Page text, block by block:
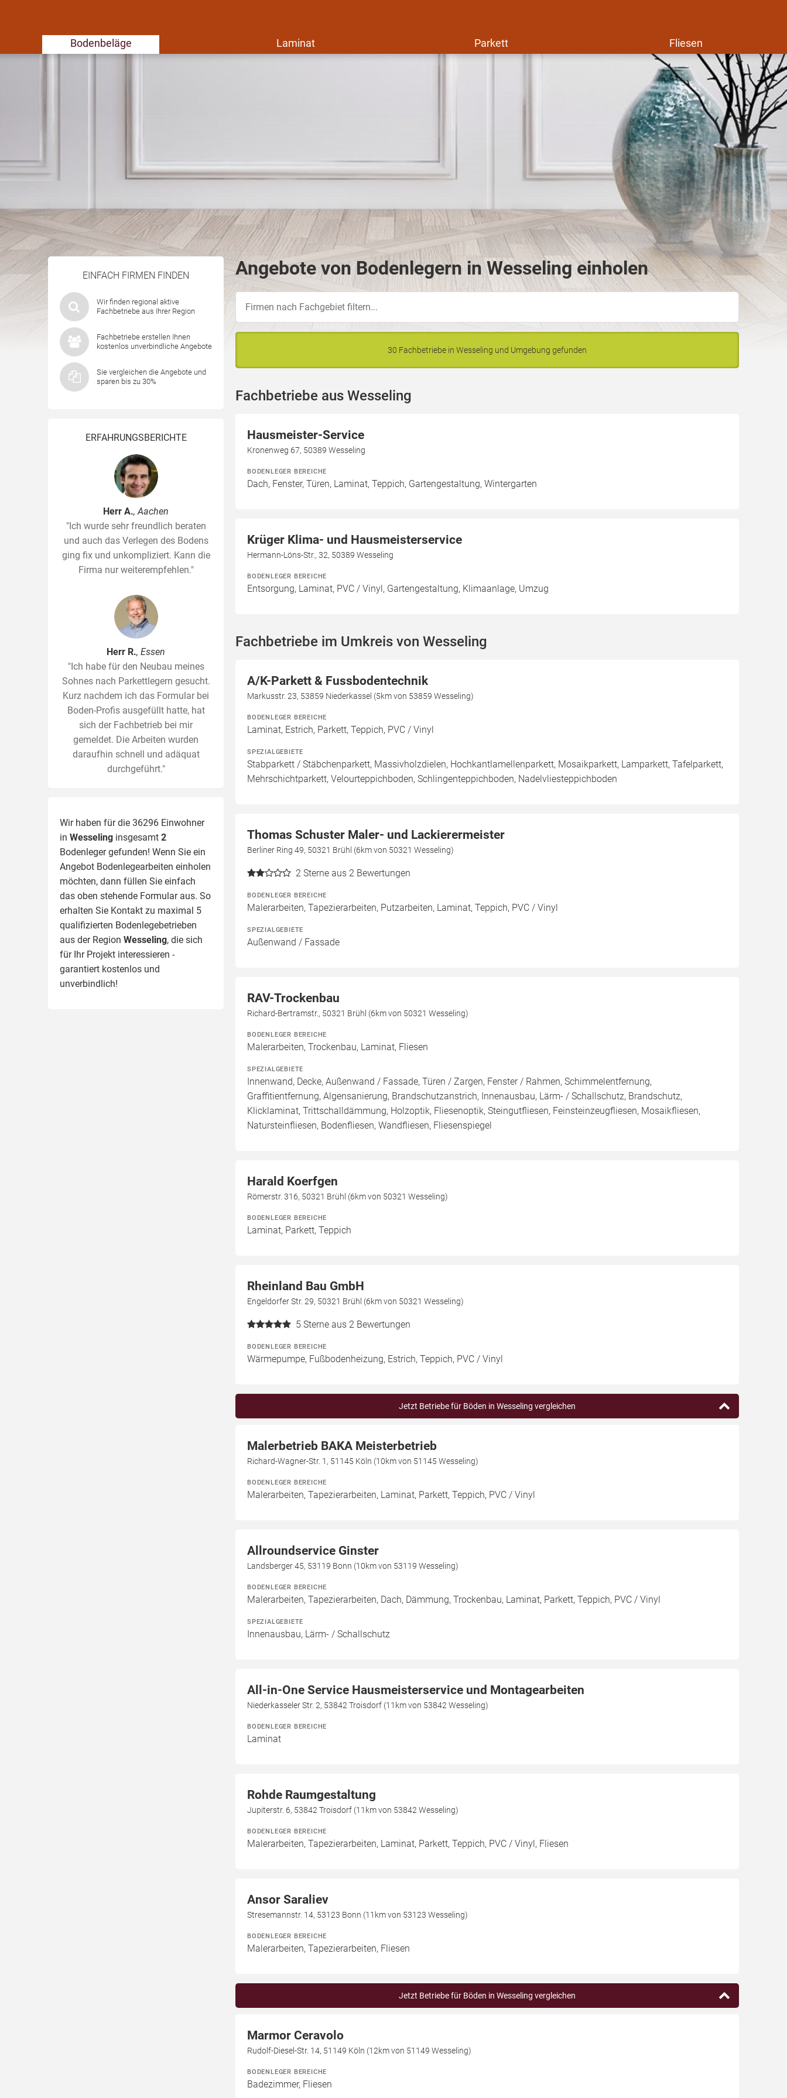
Bodenbeläge Laminat Parkett Fliesen
EINFACH FIRMEN FINDEN
Wir finden regional aktive
Fachbetriebe aus Ihrer Region
Fachbetriebe erstellen Ihnen
kostenlos unverbindliche Angebote
Sie vergleichen die Angebote und
sparen bis zu 30%
ERFAHRUNGSBERICHTE
Herr A., Aachen
"Ich wurde sehr freundlich beraten
und auch das Verlegen des Bodens
ging fix und unkompliziert. Kann die
Firma nur weiterempfehlen."
Herr R., Essen
"Ich habe für den Neubau meines
Sohnes nach Parkettlegern gesucht.
Kurz nachdem ich das Formular bei
Boden-Profis ausgefüllt hatte, hat
sich der Fachbetrieb bei mir
gemeldet. Die Arbeiten wurden
daraufhin schnell und adäquat
durchgeführt."
Wir haben für die 36296 Einwohner
in Wesseling insgesamt 2
Bodenleger gefunden! Wenn Sie ein
Angebot Bodenlegearbeiten einholen
möchten, dann füllen Sie einfach
das oben stehende Formular aus. So
erhalten Sie Kontakt zu maximal 5
qualifizierten Bodenlegebetrieben
aus der Region Wesseling, die sich
für Ihr Projekt interessieren -
garantiert kostenlos und
unverbindlich!
Angebote von Bodenlegern in Wesseling einholen
30 Fachbetriebe in Wesseling und Umgebung gefunden
Fachbetriebe aus Wesseling
Hausmeister-Service
Kronenweg 67, 50389 Wesseling
BODENLEGER BEREICHE
Dach, Fenster, Türen, Laminat, Teppich, Gartengestaltung, Wintergarten
Krüger Klima- und Hausmeisterservice
Hermann-Löns-Str., 32, 50389 Wesseling
BODENLEGER BEREICHE
Entsorgung, Laminat, PVC / Vinyl, Gartengestaltung, Klimaanlage, Umzug
Fachbetriebe im Umkreis von Wesseling
A/K-Parkett & Fussbodentechnik
Markusstr. 23, 53859 Niederkassel (5km von 53859 Wesseling)
BODENLEGER BEREICHE
Laminat, Estrich, Parkett, Teppich, PVC / Vinyl
SPEZIALGEBIETE
Stabparkett / Stäbchenparkett, Massivholzdielen, Hochkantlamellenparkett, Mosaikparkett, Lamparkett, Tafelparkett,
Mehrschichtparkett, Velourteppichboden, Schlingenteppichboden, Nadelvliesteppichboden
Thomas Schuster Maler- und Lackierermeister
Berliner Ring 49, 50321 Brühl (6km von 50321 Wesseling)
2 Sterne aus 2 Bewertungen
BODENLEGER BEREICHE
Malerarbeiten, Tapezierarbeiten, Putzarbeiten, Laminat, Teppich, PVC / Vinyl
SPEZIALGEBIETE
Außenwand / Fassade
RAV-Trockenbau
Richard-Bertramstr., 50321 Brühl (6km von 50321 Wesseling)
BODENLEGER BEREICHE
Malerarbeiten, Trockenbau, Laminat, Fliesen
SPEZIALGEBIETE
Innenwand, Decke, Außenwand / Fassade, Türen / Zargen, Fenster / Rahmen, Schimmelentfernung,
Graffitientfernung, Algensanierung, Brandschutzanstrich, Innenausbau, Lärm- / Schallschutz, Brandschutz,
Klicklaminat, Trittschalldämmung, Holzoptik, Fliesenoptik, Steingutfliesen, Feinsteinzeugfliesen, Mosaikfliesen,
Natursteinfliesen, Bodenfliesen, Wandfliesen, Fliesenspiegel
Harald Koerfgen
Römerstr. 316, 50321 Brühl (6km von 50321 Wesseling)
BODENLEGER BEREICHE
Laminat, Parkett, Teppich
Rheinland Bau GmbH
Engeldorfer Str. 29, 50321 Brühl (6km von 50321 Wesseling)
5 Sterne aus 2 Bewertungen
BODENLEGER BEREICHE
Wärmepumpe, Fußbodenheizung, Estrich, Teppich, PVC / Vinyl
Jetzt Betriebe für Böden in Wesseling vergleichen
Malerbetrieb BAKA Meisterbetrieb
Richard-Wagner-Str. 1, 51145 Köln (10km von 51145 Wesseling)
BODENLEGER BEREICHE
Malerarbeiten, Tapezierarbeiten, Laminat, Parkett, Teppich, PVC / Vinyl
Allroundservice Ginster
Landsberger 45, 53119 Bonn (10km von 53119 Wesseling)
BODENLEGER BEREICHE
Malerarbeiten, Tapezierarbeiten, Dach, Dämmung, Trockenbau, Laminat, Parkett, Teppich, PVC / Vinyl
SPEZIALGEBIETE
Innenausbau, Lärm- / Schallschutz
All-in-One Service Hausmeisterservice und Montagearbeiten
Niederkasseler Str. 2, 53842 Troisdorf (11km von 53842 Wesseling)
BODENLEGER BEREICHE
Laminat
Rohde Raumgestaltung
Jupiterstr. 6, 53842 Troisdorf (11km von 53842 Wesseling)
BODENLEGER BEREICHE
Malerarbeiten, Tapezierarbeiten, Laminat, Parkett, Teppich, PVC / Vinyl, Fliesen
Ansor Saraliev
Stresemannstr. 14, 53123 Bonn (11km von 53123 Wesseling)
BODENLEGER BEREICHE
Malerarbeiten, Tapezierarbeiten, Fliesen
Jetzt Betriebe für Böden in Wesseling vergleichen
Marmor Ceravolo
Rudolf-Diesel-Str. 14, 51149 Köln (12km von 51149 Wesseling)
BODENLEGER BEREICHE
Badezimmer, Fliesen